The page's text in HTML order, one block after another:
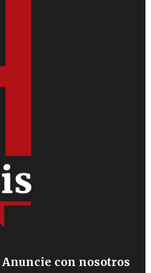
Anuncie con nosotros